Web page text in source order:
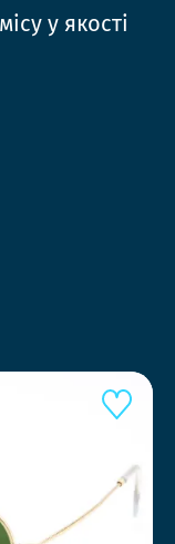
у якості